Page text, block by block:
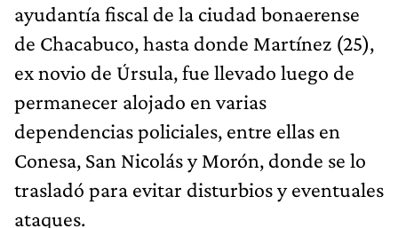
ayudantía fiscal de la ciudad bonaerense
de Chacabuco, hasta donde Martínez (25),
ex novio de Úrsula, fue llevado luego de
permanecer alojado en varias
dependencias policiales, entre ellas en
Conesa, San Nicolás y Morón, donde se lo
trasladó para evitar disturbios y eventuales
ataques.